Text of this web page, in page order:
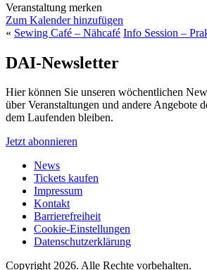
Veranstaltung merken
Zum Kalender hinzufügen
« Sewing Café – Nähcafé Info Session –
DAI-Newsletter
Hier können Sie unseren wöchentlichen
über Veranstaltungen und andere Angebote
dem Laufenden bleiben.
Jetzt abonnieren
News
Tickets kaufen
Impressum
Kontakt
Barrierefreiheit
Cookie-Einstellungen
Datenschutzerklärung
Copyright 2026. Alle Rechte vorbehalten.